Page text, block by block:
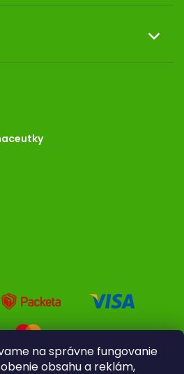
na správne fungovanie
obsahu a reklám,